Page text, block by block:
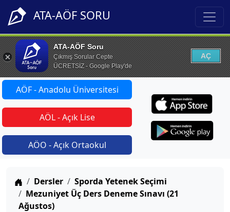
ATA-AÖF SORU
ATA-AÖF Soru
Çıkmış Sorular Cepte
ÜCRETSİZ - Google Play'de
AÇ
AÖF - Anadolu Üniversitesi
AÖL - Açık Lise
AÖO - Açık Ortaokul
Anasayfa
Dersler
Sporda Yetenek Seçimi
Mezuniyet Üç Ders Deneme Sınavı (21
Ağustos)